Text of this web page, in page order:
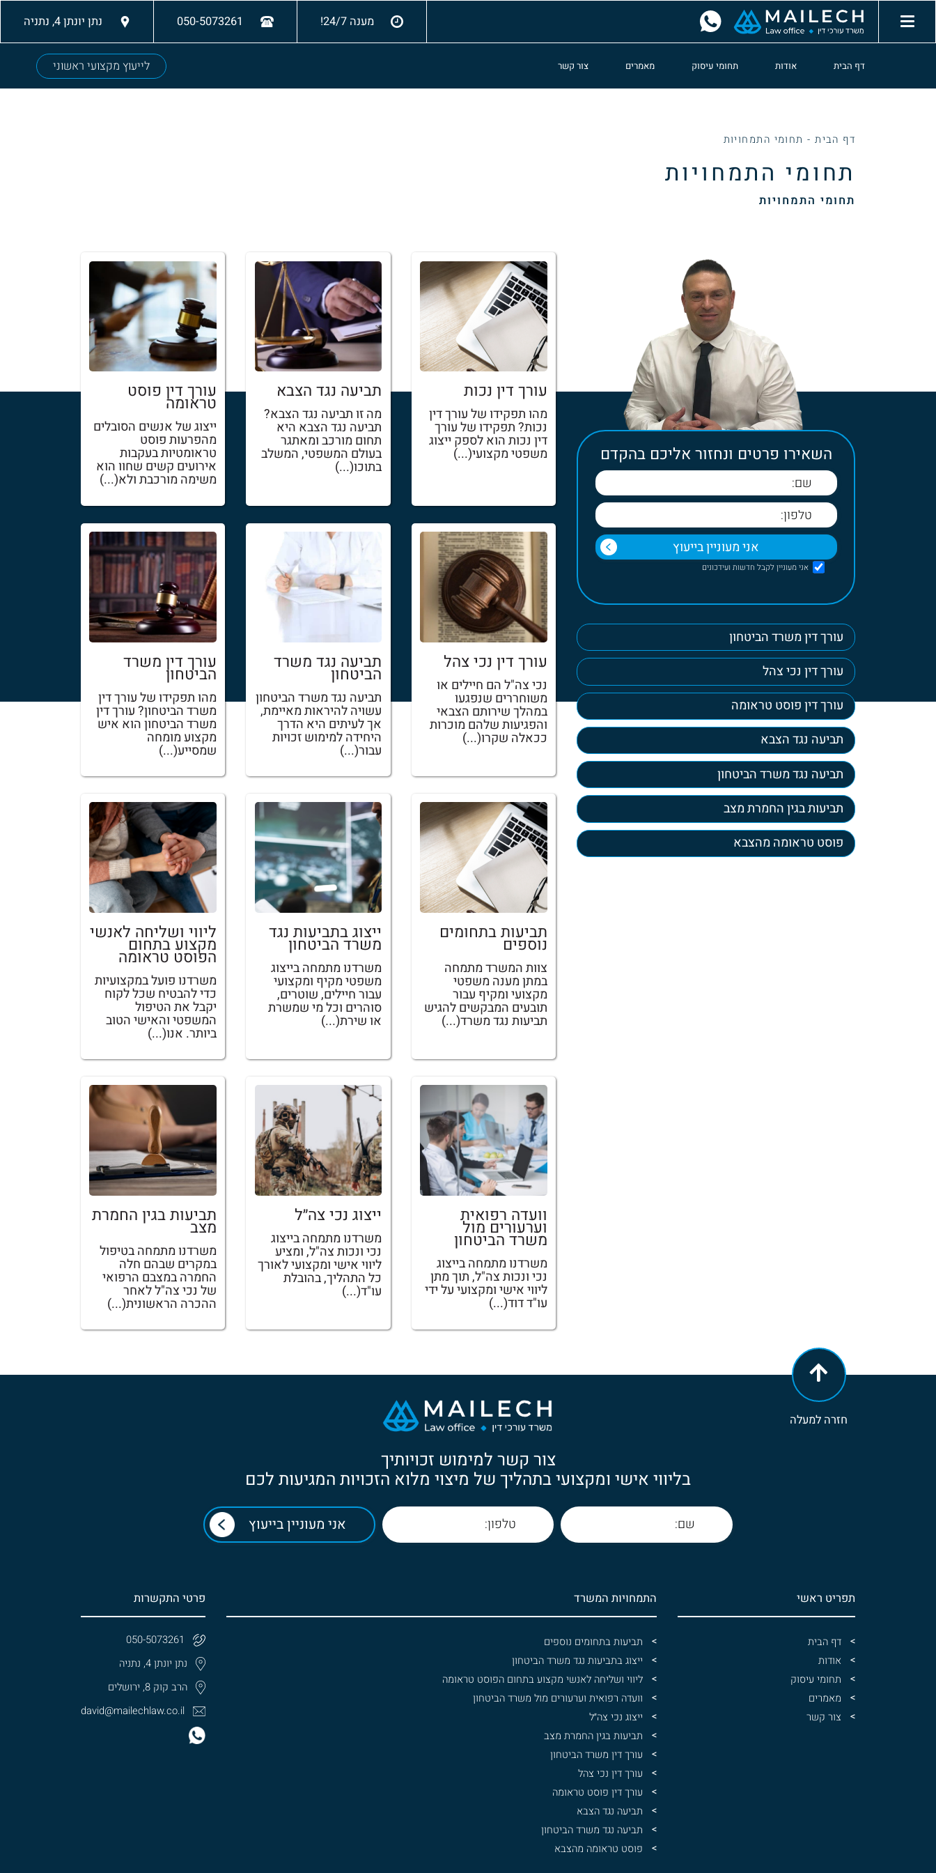
מענה 24/7! 050-5073261 נתן יונתן 4, נתניה
דף הבית אודות תחומי עיסוק מאמרים צור קשר לייעוץ מקצועי ראשוני
דף הבית- תחומי התמחויות
תחומי התמחויות
תחומי התמחויות
השאירו פרטים ונחזור אליכם בהקדם
אני מעוניין לקבל חדשות ועידכונים
עורך דין משרד הביטחון
עורך דין נכי צהל
עורך דין פוסט טראומה
תביעה נגד הצבא
תביעה נגד משרד הביטחון
תביעות בגין החמרת מצב
פוסט טראומה מהצבא
עורך דין נכות
מהו תפקידו של עורך דין
נכות? תפקידו של עורך
דין נכות הוא לספק ייצוג
משפטי מקצועי(...)
תביעה נגד הצבא
מה זו תביעה נגד הצבא?
תביעה נגד הצבא היא
תחום מורכב ומאתגר
בעולם המשפטי, המשלב
בתוכו(...)
עורך דין פוסט
טראומה
ייצוג של אנשים הסובלים
מהפרעות פוסט
טראומטיות בעקבות
אירועים קשים שחוו הוא
משימה מורכבת ולא(...)
עורך דין נכי צהל
נכי צה"ל הם חיילים או
משוחררים שנפגעו
במהלך שירותם הצבאי
והפגיעות שלהם מוכרות
ככאלה שקרו(...)
תביעה נגד משרד
הביטחון
תביעה נגד משרד הביטחון
עשויה להיראות מאיימת,
אך לעיתים היא הדרך
היחידה למימוש זכויות
עבור(...)
עורך דין משרד
הביטחון
מהו תפקידו של עורך דין
משרד הביטחון? עורך דין
משרד הביטחון הוא איש
מקצוע מומחה
שמסייע(...)
תביעות בתחומים
נוספים
צוות המשרד מתמחה
במתן מענה משפטי
מקצועי ומקיף עבור
תובעים המבקשים להגיש
תביעות נגד משרד(...)
ייצוג בתביעות נגד
משרד הביטחון
משרדנו מתמחה בייצוג
משפטי מקיף ומקצועי
עבור חיילים, שוטרים,
סוהרים וכל מי שמשרת
או שירת(...)
ליווי ושליחה לאנשי
מקצוע בתחום
הפוסט טראומה
משרדנו פועל במקצועיות
כדי להבטיח שכל לקוח
יקבל את הטיפול
המשפטי והאישי הטוב
ביותר. אנו(...)
וועדה רפואית
וערעורים מול
משרד הביטחון
משרדנו מתמחה בייצוג
נכי ונכות צה"ל, תוך מתן
ליווי אישי ומקצועי על ידי
עו"ד דוד(...)
ייצוג נכי צה״ל
משרדנו מתמחה בייצוג
נכי ונכות צה"ל, ומציע
ליווי אישי ומקצועי לאורך
כל התהליך, בהובלת
עו"ד(...)
תביעות בגין החמרת
מצב
משרדנו מתמחה בטיפול
במקרים שבהם חלה
החמרה במצבם הרפואי
של נכי צה"ל לאחר
ההכרה הראשונית(...)
חזרה למעלה
צור קשר למימוש זכויותיך
בליווי אישי ומקצועי בתהליך של מיצוי מלוא הזכויות המגיעות לכם
תפריט ראשי
דף הבית
אודות
תחומי עיסוק
מאמרים
צור קשר
התמחויות המשרד
תביעות בתחומים נוספים
ייצוג בתביעות נגד משרד הביטחון
ליווי ושליחה לאנשי מקצוע בתחום הפוסט טראומה
וועדה רפואית וערעורים מול משרד הביטחון
ייצוג נכי צה״ל
תביעות בגין החמרת מצב
עורך דין משרד הביטחון
עורך דין נכי צהל
עורך דין פוסט טראומה
תביעה נגד הצבא
תביעה נגד משרד הביטחון
פוסט טראומה מהצבא
פרטי התקשרות
050-5073261
נתן יונתן 4, נתניה
הרב קוק 8, ירושלים
david@mailechlaw.co.il